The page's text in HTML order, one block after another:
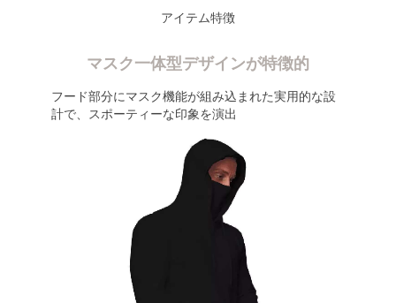
アイテム特徴
マスク一体型デザインが特徴的
フード部分にマスク機能が組み込まれた実用的な設
計で、スポーティーな印象を演出